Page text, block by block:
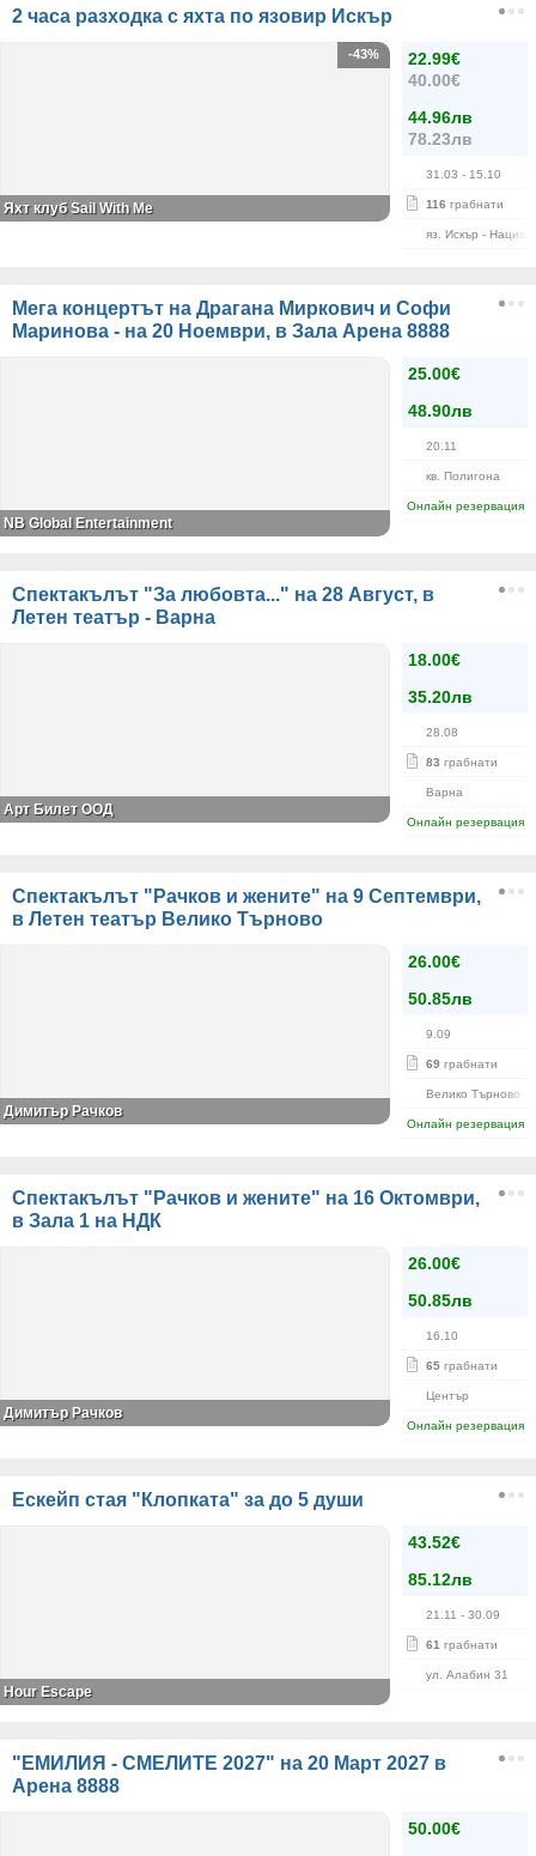
2 часа разходка с яхта по язовир Искър
22.99€
40.00€
44.96лв
78.23лв
31.03 - 15.10
116 грабнати
яз. Искър -
-43%
Яхт клуб Sail With Me
Мега концертът на Драгана Миркович и Софи
Маринова - на 20 Ноември, в Зала Арена 8888
25.00€
48.90лв
20.11
кв. Полигона
Онлайн резервация
NB Global Entertainment
Спектакълът "За любовта..." на 28 Август, в
Летен театър - Варна
18.00€
35.20лв
28.08
83 грабнати
Варна
Онлайн резервация
Арт Билет ООД
Спектакълът "Рачков и жените" на 9 Септември,
в Летен театър Велико Търново
26.00€
50.85лв
9.09
69 грабнати
Велико Търново
Онлайн резервация
Димитър Рачков
Спектакълът "Рачков и жените" на 16 Октомври,
в Зала 1 на НДК
26.00€
50.85лв
16.10
65 грабнати
Център
Онлайн резервация
Димитър Рачков
Ескейп стая "Клопката" за до 5 души
43.52€
85.12лв
21.11 - 30.09
61 грабнати
ул. Алабин 31
Hour Escape
"ЕМИЛИЯ - СМЕЛИТЕ 2027" на 20 Март 2027 в
Арена 8888
50.00€